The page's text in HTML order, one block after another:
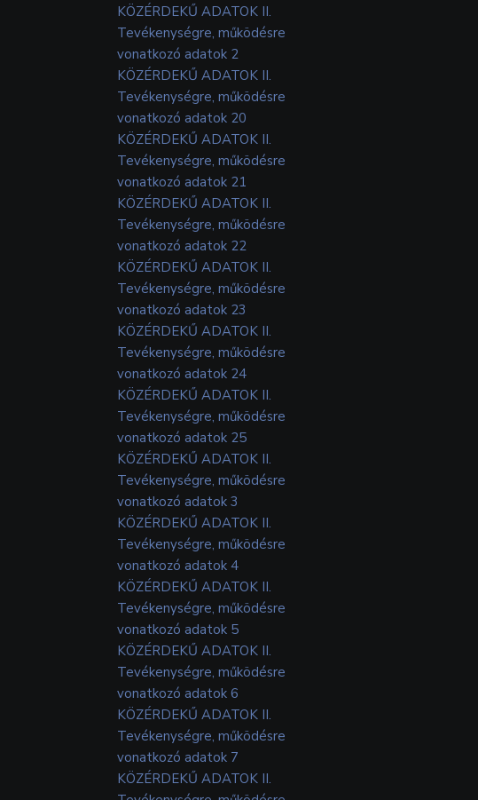
KÖZÉRDEKŰ ADATOK II.
Tevékenységre, működésre
vonatkozó adatok 2
KÖZÉRDEKŰ ADATOK II.
Tevékenységre, működésre
vonatkozó adatok 20
KÖZÉRDEKŰ ADATOK II.
Tevékenységre, működésre
vonatkozó adatok 21
KÖZÉRDEKŰ ADATOK II.
Tevékenységre, működésre
vonatkozó adatok 22
KÖZÉRDEKŰ ADATOK II.
Tevékenységre, működésre
vonatkozó adatok 23
KÖZÉRDEKŰ ADATOK II.
Tevékenységre, működésre
vonatkozó adatok 24
KÖZÉRDEKŰ ADATOK II.
Tevékenységre, működésre
vonatkozó adatok 25
KÖZÉRDEKŰ ADATOK II.
Tevékenységre, működésre
vonatkozó adatok 3
KÖZÉRDEKŰ ADATOK II.
Tevékenységre, működésre
vonatkozó adatok 4
KÖZÉRDEKŰ ADATOK II.
Tevékenységre, működésre
vonatkozó adatok 5
KÖZÉRDEKŰ ADATOK II.
Tevékenységre, működésre
vonatkozó adatok 6
KÖZÉRDEKŰ ADATOK II.
Tevékenységre, működésre
vonatkozó adatok 7
KÖZÉRDEKŰ ADATOK II.